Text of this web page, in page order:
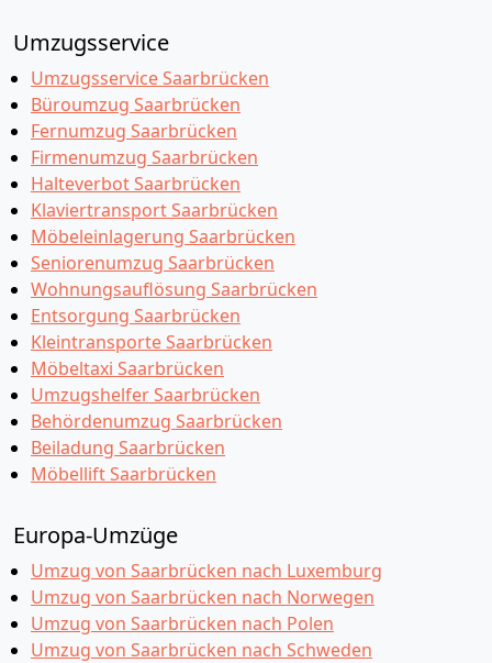
Umzugsservice
Umzugsservice Saarbrücken
Büroumzug Saarbrücken
Fernumzug Saarbrücken
Firmenumzug Saarbrücken
Halteverbot Saarbrücken
Klaviertransport Saarbrücken
Möbeleinlagerung Saarbrücken
Seniorenumzug Saarbrücken
Wohnungsauflösung Saarbrücken
Entsorgung Saarbrücken
Kleintransporte Saarbrücken
Möbeltaxi Saarbrücken
Umzugshelfer Saarbrücken
Behördenumzug Saarbrücken
Beiladung Saarbrücken
Möbellift Saarbrücken
Europa-Umzüge
Umzug von Saarbrücken nach Luxemburg
Umzug von Saarbrücken nach Norwegen
Umzug von Saarbrücken nach Polen
Umzug von Saarbrücken nach Schweden